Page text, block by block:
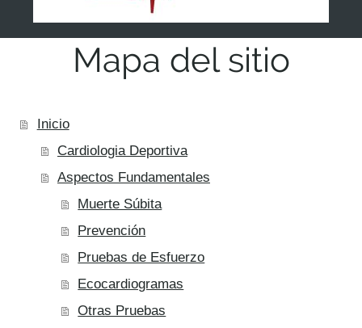
Mapa del sitio
Inicio
Cardiologia Deportiva
Aspectos Fundamentales
Muerte Súbita
Prevención
Pruebas de Esfuerzo
Ecocardiogramas
Otras Pruebas